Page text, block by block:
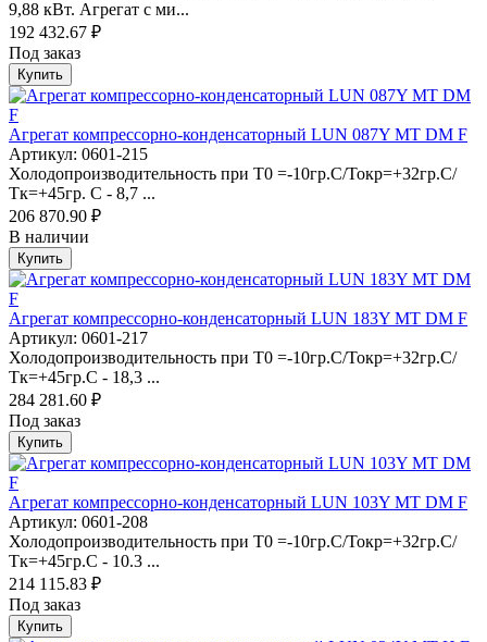
9,88 кВт. Агрегат с ми...
192 432.67 ₽
Под заказ
Купить
Агрегат компрессорно-конденсаторный LUN 087Y MT DM F
Артикул: 0601-215
Холодопроизводительность при Т0 =-10гр.С/Токр=+32гр.С/
Тк=+45гр. С - 8,7 ...
206 870.90 ₽
В наличии
Купить
Агрегат компрессорно-конденсаторный LUN 183Y MT DM F
Артикул: 0601-217
Холодопроизводительность при Т0 =-10гр.С/Токр=+32гр.С/
Тк=+45гр.С - 18,3 ...
284 281.60 ₽
Под заказ
Купить
Агрегат компрессорно-конденсаторный LUN 103Y MT DM F
Артикул: 0601-208
Холодопроизводительность при Т0 =-10гр.С/Токр=+32гр.С/
Тк=+45гр.С - 10.3 ...
214 115.83 ₽
Под заказ
Купить